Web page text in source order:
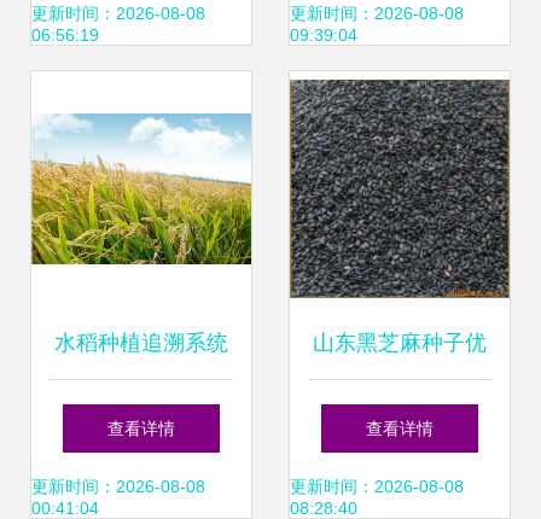
以土豆、小麦、稻
更新时间：2026-08-08
06:56:19
生感受农学之美_
央广网
更新时间：2026-08-08
09:39:04
水稻种植追溯系统
与种子追溯系统的
功能解析
查看详情
更新时间：2026-08-08
00:41:04
山东黑芝麻种子优
质供应 种植要点与
厂家推荐
查看详情
更新时间：2026-08-08
08:28:40